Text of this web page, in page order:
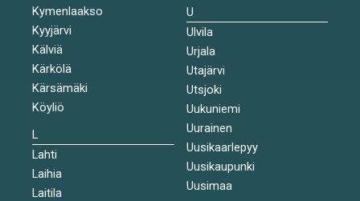
Kymenlaakso
Kyyjärvi
Kälviä
Kärkölä
Kärsämäki
Köyliö
L
Lahti
Laihia
Laitila
U
Ulvila
Urjala
Utajärvi
Utsjoki
Uukuniemi
Uurainen
Uusikaarlepyy
Uusikaupunki
Uusimaa